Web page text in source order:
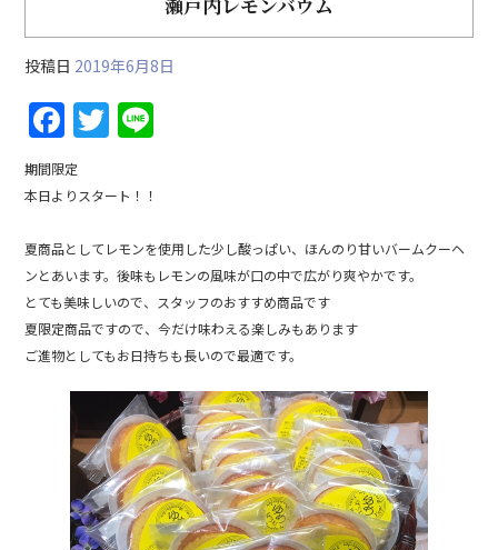
瀬戸内レモンバウム
投稿日 2019年6月8日
F
a
c
b
o
o
k
T
w
itt
期間限定
本日よりスタート！！
夏商品としてレモンを使用した少し酸っぱい、ほんのり甘いバームクーヘ
ンとあいます。後味もレモンの風味が口の中で広がり爽やかです。
とても美味しいので、スタッフのおすすめ商品です
夏限定商品ですので、今だけ味わえる楽しみもあります
ご進物としてもお日持ちも長いので最適です。